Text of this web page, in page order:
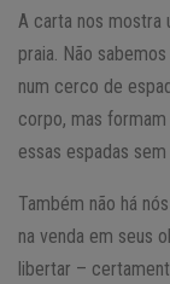
A carta nos mostra
praia. Não
num cerco de
corpo, mas
essas espadas sem
Também não há
na venda em seus
libertar –